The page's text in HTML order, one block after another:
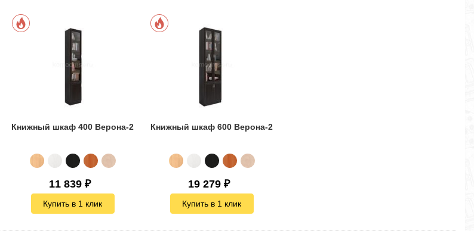
Книжный шкаф 400 Верона-2
11 839 ₽
Купить в 1 клик
Книжный шкаф 600 Верона-2
19 279 ₽
Купить в 1 клик